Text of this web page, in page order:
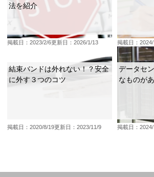
法を紹介
掲載日：2023/2/6更新日：2026/1/13 掲載日：
結束バンドは外れない！？安全
に外す３つのコツ
掲載日：2020/8/19更新日：2023/11/9
データセ
なものが
掲載日：